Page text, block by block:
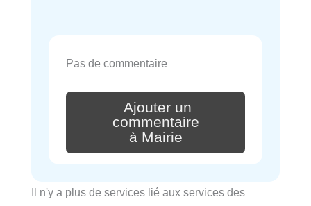
Pas de commentaire
Ajouter un
commentaire
à Mairie
Il n'y a plus de services lié aux services des